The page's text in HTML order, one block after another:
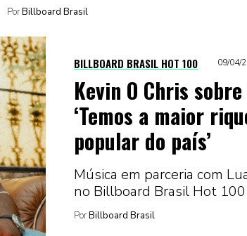
PorBillboard Brasil
BILLBOARD BRASIL HOT 100 09/04/
Kevin O Chris
‘Temos a maior
popular do país’
Música em parceria com
no Billboard Brasil Hot 100
PorBillboard Brasil